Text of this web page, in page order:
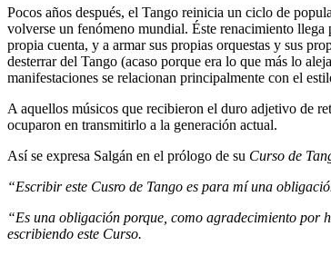
Pocos años después, el Tango reinicia un ciclo de
volverse un fenómeno mundial. Éste renacimiento
propia cuenta, y a armar sus propias orquestas y sus
desterrar del Tango (acaso porque era lo que más lo
manifestaciones se relacionan principalmente con el
A aquellos músicos que recibieron el duro adjetivo de
ocuparon en transmitirlo a la generación actual.
Así se expresa Salgán en el prólogo de su Curso de
“Escribir este Cusro de Tango es para mí una
“Es una obligación porque, como agradecimiento por
escribiendo este Curso.